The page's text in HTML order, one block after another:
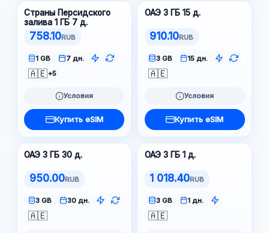
Страны Персидского
залива 1 ГБ 7 д.
758.10RUB
1 GB 7 дн.
🇦🇪+5
Условия
Купить eSIM
ОАЭ 3 ГБ 15 д.
910.10RUB
3 GB 15 дн.
🇦🇪
Условия
Купить eSIM
ОАЭ 3 ГБ 30 д.
950.00RUB
3 GB 30 дн.
🇦🇪
ОАЭ 3 ГБ 1 д.
1 018.40RUB
3 GB 1 дн.
🇦🇪